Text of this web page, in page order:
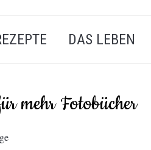
DAS LEBEN
mehr Fotobücher